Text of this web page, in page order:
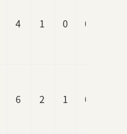
4 1 0 0
6 2 1 0